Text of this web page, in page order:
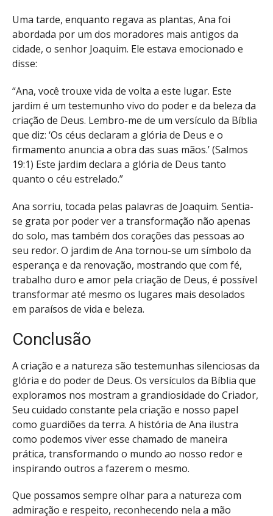
Uma tarde, enquanto regava as plantas, Ana foi
abordada por um dos moradores mais antigos da
cidade, o senhor Joaquim. Ele estava emocionado e
disse:
“Ana, você trouxe vida de volta a este lugar. Este
jardim é um testemunho vivo do poder e da beleza da
criação de Deus. Lembro-me de um versículo da Bíblia
que diz: ‘Os céus declaram a glória de Deus e o
firmamento anuncia a obra das suas mãos.’ (Salmos
19:1) Este jardim declara a glória de Deus tanto
quanto o céu estrelado.”
Ana sorriu, tocada pelas palavras de Joaquim. Sentia-
se grata por poder ver a transformação não apenas
do solo, mas também dos corações das pessoas ao
seu redor. O jardim de Ana tornou-se um símbolo da
esperança e da renovação, mostrando que com fé,
trabalho duro e amor pela criação de Deus, é possível
transformar até mesmo os lugares mais desolados
em paraísos de vida e beleza.
Conclusão
A criação e a natureza são testemunhas silenciosas da
glória e do poder de Deus. Os versículos da Bíblia que
exploramos nos mostram a grandiosidade do Criador,
Seu cuidado constante pela criação e nosso papel
como guardiões da terra. A história de Ana ilustra
como podemos viver esse chamado de maneira
prática, transformando o mundo ao nosso redor e
inspirando outros a fazerem o mesmo.
Que possamos sempre olhar para a natureza com
admiração e respeito, reconhecendo nela a mão